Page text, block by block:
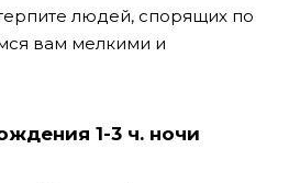
людей, спорящих по
вам мелкими и
1-3 ч. ночи